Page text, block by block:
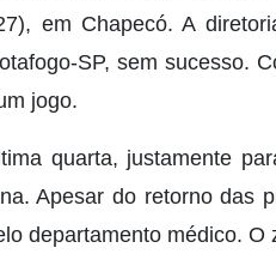
em Chapecó. A
SP, sem sucesso.
jogo.
quarta, justamente
Apesar do retorno das
departamento médico. O